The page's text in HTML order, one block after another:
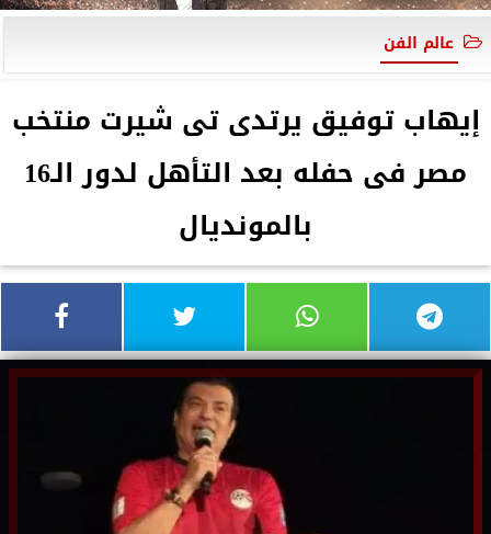
عالم الفن
إيهاب توفيق يرتدى تى شيرت منتخب
مصر فى حفله بعد التأهل لدور الـ16
بالمونديال